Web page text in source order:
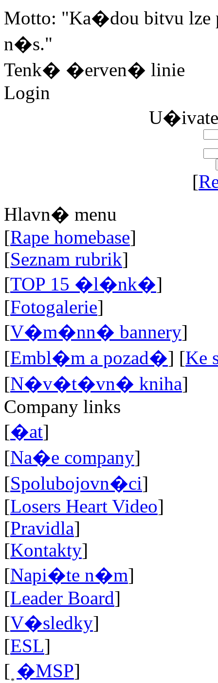
Motto: "Ka�dou bitvu
n�s."
Tenk� �erven� linie
Login
[
Hlavn� menu
[Rape homebase]
[Seznam rubrik]
[TOP 15 �l�nk�]
[Fotogalerie]
[V�m�nn� bannery]
[Embl�m a pozad�] [Ke
[N�v�t�vn� kniha]
Company links
[�at]
[Na�e company]
[Spolubojovn�ci]
[Losers Heart Video]
[Pravidla]
[Kontakty]
[Napi�te n�m]
[Leader Board]
[V�sledky]
[ESL]
[ �MSP]